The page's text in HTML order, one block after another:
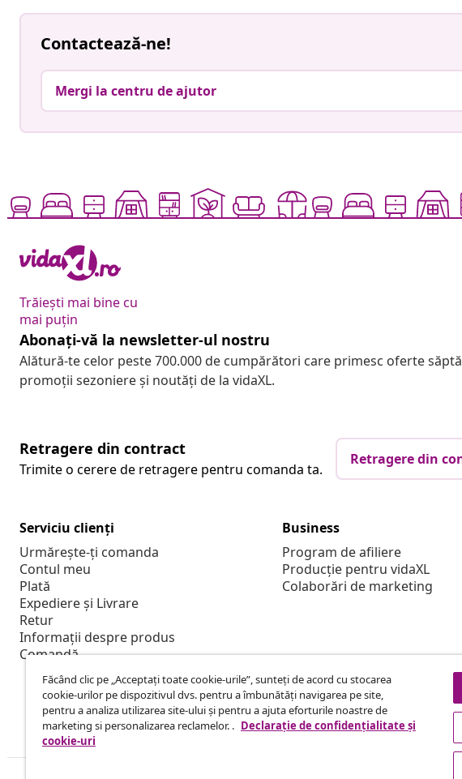
Contactează-ne!
Mergi la centru de ajutor
Trăiești mai bine cu
mai puțin
Abonați-vă la newsletter-ul nostru
Alătură-te celor peste 700.000 de cumpărători care primesc oferte
promoții sezoniere și noutăți de la vidaXL.
Retragere din contract
Trimite o cerere de retragere pentru comanda ta.
Retragere din
Serviciu clienți
Urmărește-ți comanda
Contul meu
Plată
Expediere și Livrare
Retur
Informații despre produs
Comandă
Business
Program de afiliere
Producție pentru vidaXL
Colaborări de marketing
Făcând clic pe „Acceptați toate cookie-urile”, sunteți de acord cu stocarea
cookie-urilor pe dispozitivul dvs. pentru a îmbunătăți navigarea pe site,
pentru a analiza utilizarea site-ului și pentru a ajuta eforturile noastre de
marketing si personalizarea reclamelor. . Declarație de confidențialitate și
cookie-uri